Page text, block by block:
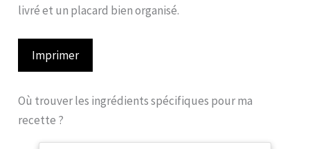
livré et un placard bien organisé.
Imprimer
Où trouver les ingrédients spécifiques pour ma
recette ?